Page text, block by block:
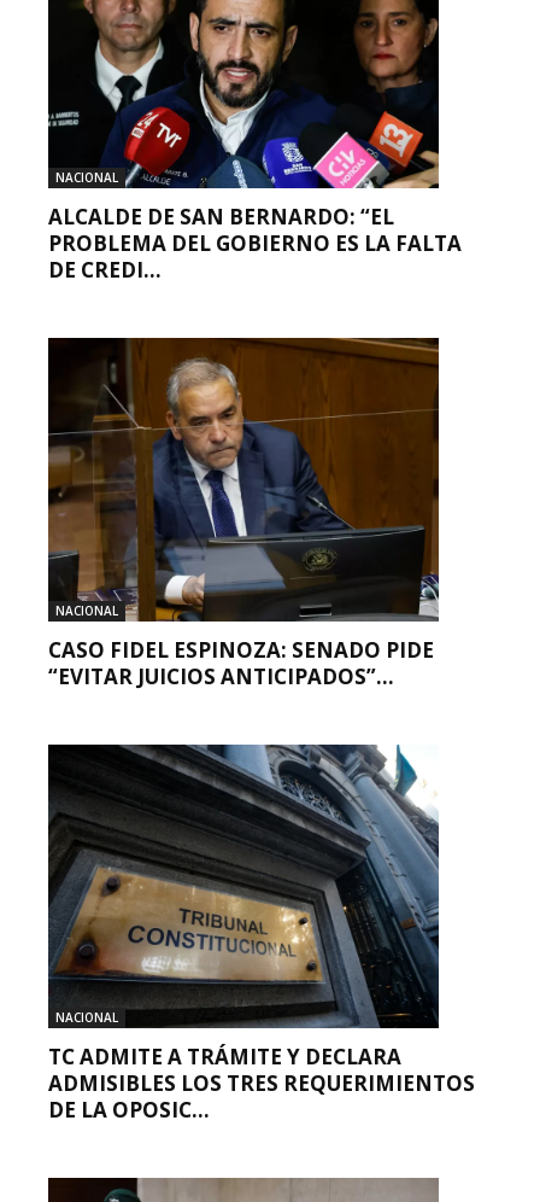
NACIONAL
ALCALDE DE SAN BERNARDO: “EL
PROBLEMA DEL GOBIERNO ES LA FALTA
DE CREDI...
NACIONAL
CASO FIDEL ESPINOZA: SENADO PIDE
“EVITAR JUICIOS ANTICIPADOS”...
NACIONAL
TC ADMITE A TRÁMITE Y DECLARA
ADMISIBLES LOS TRES REQUERIMIENTOS
DE LA OPOSIC...